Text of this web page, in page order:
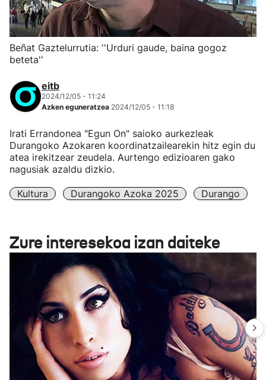
Beñat Gaztelurrutia: ''Urduri gaude, baina gogoz
beteta''
eitb
2024/12/05 - 11:24
Azken eguneratzea 2024/12/05 - 11:18
Irati Errandonea "Egun On" saioko aurkezleak
Durangoko Azokaren koordinatzailearekin hitz egin du
atea irekitzear zeudela. Aurtengo edizioaren gako
nagusiak azaldu dizkio.
Kultura Durangoko Azoka 2025 Durango
Zure interesekoa izan daiteke